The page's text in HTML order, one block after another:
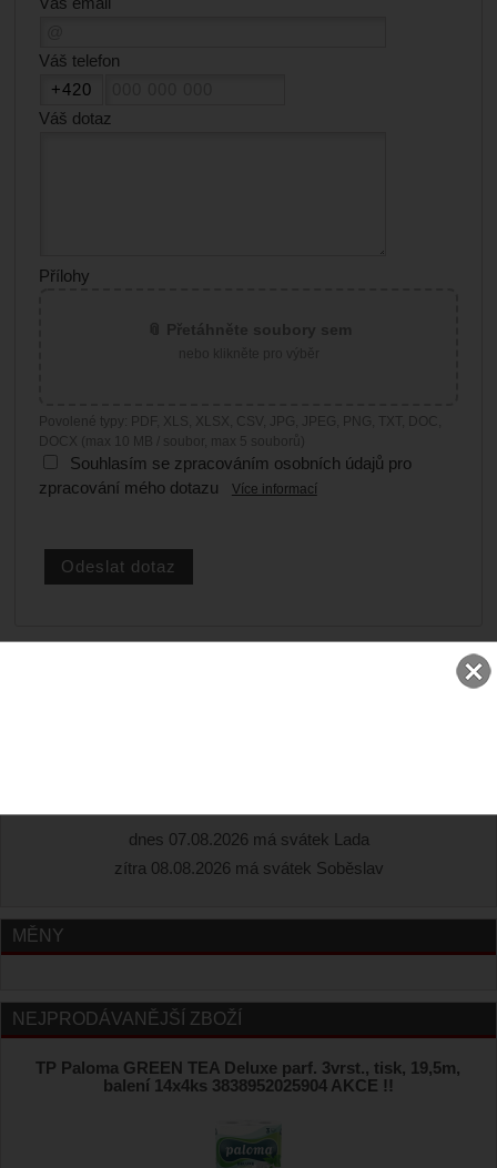
Váš telefon
Váš dotaz
Přílohy
Povolené typy: PDF, XLS, XLSX, CSV, JPG, JPEG, PNG, TXT, DOC,
DOCX (max 10 MB / soubor, max 5 souborů)
Souhlasím se zpracováním osobních údajů pro
zpracování mého dotazu
Více informací
dnes 07.08.2026 má svátek Lada
zítra 08.08.2026 má svátek Soběslav
MĚNY
NEJPRODÁVANĚJŠÍ ZBOŽÍ
TP Paloma GREEN TEA Deluxe parf. 3vrst., tisk, 19,5m,
balení 14x4ks 3838952025904 AKCE !!